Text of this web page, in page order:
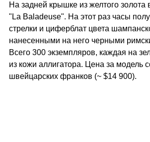
На задней крышке из желтого золота
"La Baladeuse". На этот раз часы
стрелки и циферблат цвета
нанесенными на него черными
Всего 300 экземпляров, каждая на
из кожи аллигатора. Цена за модель
швейцарских франков (~ $14 900).